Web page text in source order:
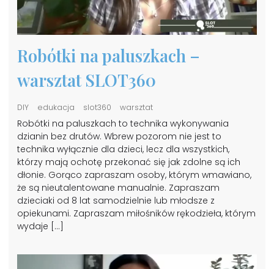
Robótki na paluszkach –
warsztat SLOT360
DIY edukacja slot360 warsztat
Robótki na paluszkach to technika wykonywania
dzianin bez drutów. Wbrew pozorom nie jest to
technika wyłącznie dla dzieci, lecz dla wszystkich,
którzy mają ochotę przekonać się jak zdolne są ich
dłonie. Gorąco zapraszam osoby, którym wmawiano,
że są nieutalentowane manualnie. Zapraszam
dzieciaki od 8 lat samodzielnie lub młodsze z
opiekunami. Zapraszam miłośników rękodzieła, którym
wydaje […]